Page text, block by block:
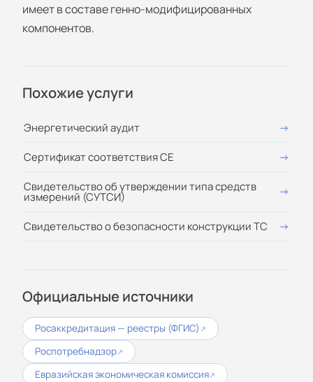
имеет в составе генно-модифицированных
компонентов.
Похожие услуги
Энергетический аудит
Сертификат соответствия СЕ
Свидетельство об утверждении типа средств
измерений (СУТСИ)
Свидетельство о безопасности конструкции ТС
Официальные источники
Росаккредитация — реестры (ФГИС) ↗
Роспотребнадзор↗
Евразийская экономическая комиссия↗